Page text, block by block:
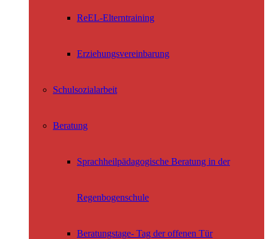
ReEL-Elterntraining
Erziehungsvereinbarung
Schulsozialarbeit
Beratung
Sprachheilpädagogische Beratung in der
Regenbogenschule
Beratungstage- Tag der offenen Tür